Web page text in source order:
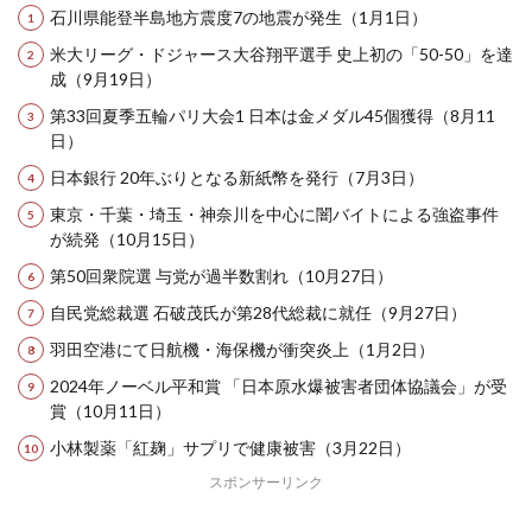
石川県能登半島地方震度7の地震が発生（1月1日）
米大リーグ・ドジャース大谷翔平選手 史上初の「50-50」を達
成（9月19日）
第33回夏季五輪パリ大会1 日本は金メダル45個獲得（8月11
日）
日本銀行 20年ぶりとなる新紙幣を発行（7月3日）
東京・千葉・埼玉・神奈川を中心に闇バイトによる強盗事件
が続発（10月15日）
第50回衆院選 与党が過半数割れ（10月27日）
自民党総裁選 石破茂氏が第28代総裁に就任（9月27日）
羽田空港にて日航機・海保機が衝突炎上（1月2日）
2024年ノーベル平和賞 「日本原水爆被害者団体協議会」が受
賞（10月11日）
小林製薬「紅麹」サプリで健康被害（3月22日）
スポンサーリンク